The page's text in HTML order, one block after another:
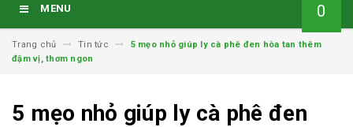
MENU 0
Trang chủ Tin tức
5 mẹo nhỏ giúp ly cà phê đen hòa tan thêm
đậm vị, thơm ngon
5 mẹo nhỏ giúp ly cà phê đen